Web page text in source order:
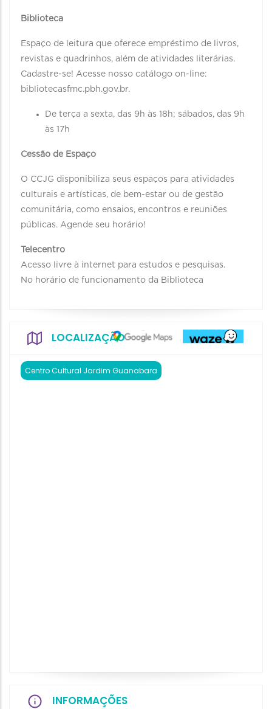
Biblioteca
Espaço de leitura que oferece empréstimo de livros,
revistas e quadrinhos, além de atividades literárias.
Cadastre-se! Acesse nosso catálogo on-line:
bibliotecasfmc.pbh.gov.br.
De terça a sexta, das 9h às 18h; sábados, das 9h
às 17h
Cessão de Espaço
O CCJG disponibiliza seus espaços para atividades
culturais e artísticas, de bem-estar ou de gestão
comunitária, como ensaios, encontros e reuniões
públicas. Agende seu horário!
Telecentro
Acesso livre à internet para estudos e pesquisas.
No horário de funcionamento da Biblioteca
LOCALIZAÇÃO
Centro Cultural Jardim Guanabara
INFORMAÇÕES